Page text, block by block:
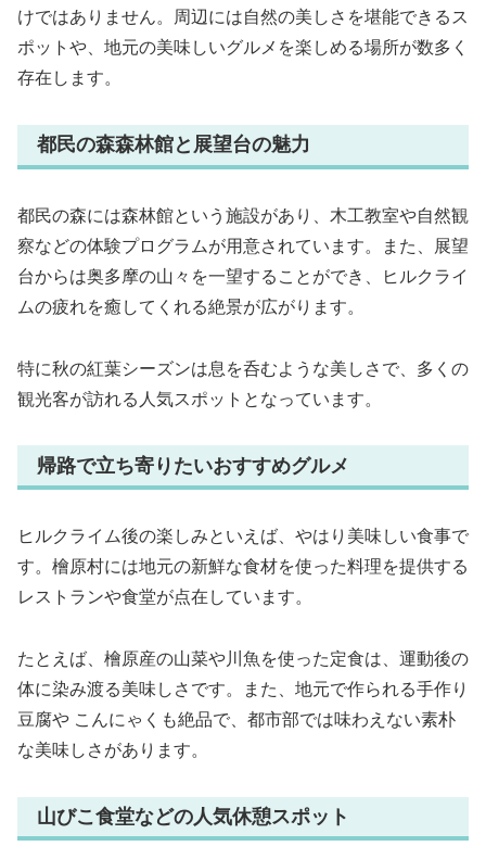
けではありません。周辺には自然の美しさを堪能できるス
ポットや、地元の美味しいグルメを楽しめる場所が数多く
存在します。
都民の森森林館と展望台の魅力
都民の森には森林館という施設があり、木工教室や自然観
察などの体験プログラムが用意されています。また、展望
台からは奥多摩の山々を一望することができ、ヒルクライ
ムの疲れを癒してくれる絶景が広がります。
特に秋の紅葉シーズンは息を呑むような美しさで、多くの
観光客が訪れる人気スポットとなっています。
帰路で立ち寄りたいおすすめグルメ
ヒルクライム後の楽しみといえば、やはり美味しい食事で
す。檜原村には地元の新鮮な食材を使った料理を提供する
レストランや食堂が点在しています。
たとえば、檜原産の山菜や川魚を使った定食は、運動後の
体に染み渡る美味しさです。また、地元で作られる手作り
豆腐や こんにゃくも絶品で、都市部では味わえない素朴
な美味しさがあります。
山びこ食堂などの人気休憩スポット